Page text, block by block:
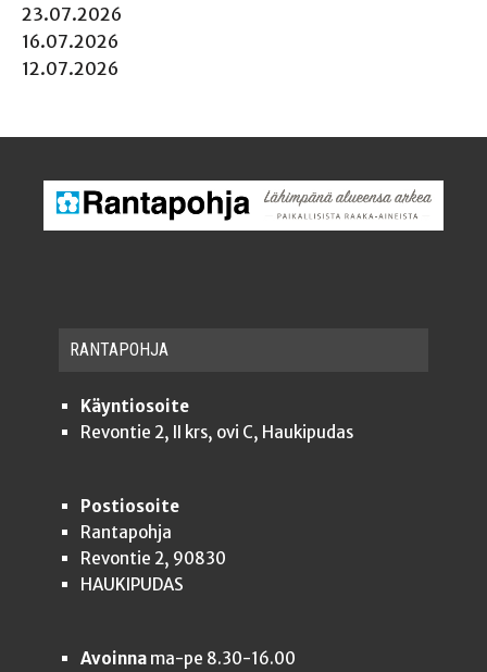
23.07.2026
16.07.2026
12.07.2026
RAN­TA­POH­JA
Käyntiosoite
Revontie 2, II krs, ovi C, Haukipudas
Postiosoite
Rantapohja
Revontie 2, 90830
HAUKIPUDAS
Avoinnama-pe 8.30-16.00